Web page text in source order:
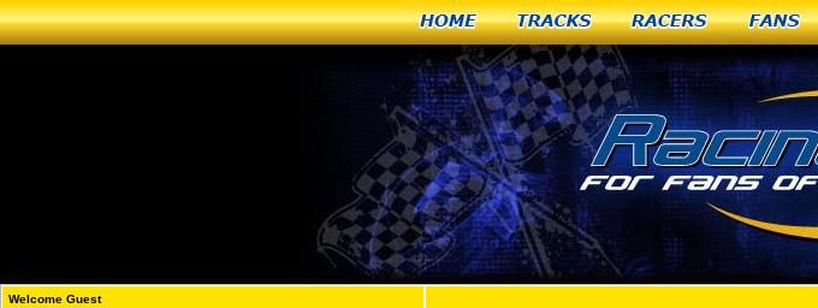
Home Tracks Racers Fans
Welcome Guest